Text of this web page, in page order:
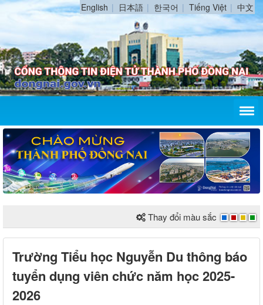
English 日本語 한국어 Tiếng Việt 中文
Thay đổi màu sắc
Trường Tiểu học Nguyễn Du thông báo
tuyển dụng viên chức năm học 2025-
2026